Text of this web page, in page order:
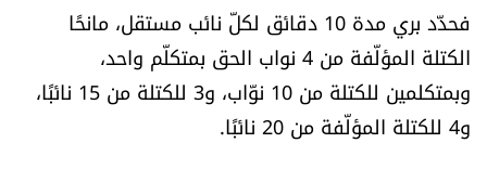
من نحن
للتواصل معنا
فحدّد بري مدة 10 دقائق لكلّ نائب مستقل، مانحًا
الكتلة المؤلّفة من 4 نواب الحق بمتكلّم واحد،
وبمتكلمين للكتلة من 10 نوّاب، و3 للكتلة من 15 نائبًا،
و4 للكتلة المؤلّفة من 20 نائبًا.